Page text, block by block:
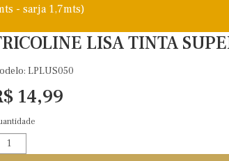
- sarja 1,7mts)
LISA TINTA
LPLUS050
14,99